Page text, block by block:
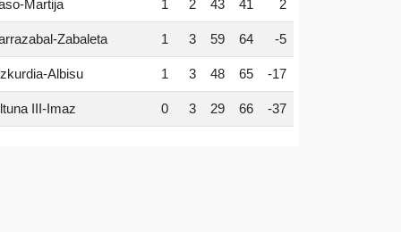
Martija 1 2 43 41 2
Zabaleta 1 3 59 64 -5
Albisu 1 3 48 65 -17
III-Imaz 0 3 29 66 -37